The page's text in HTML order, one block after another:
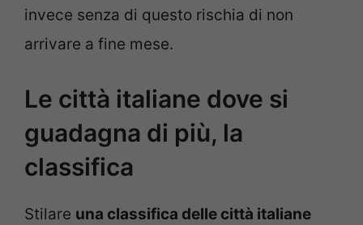
invece senza di questo rischia di non
arrivare a fine mese.
Le città italiane dove si
guadagna di più, la
classifica
Stilare una classifica delle città italiane